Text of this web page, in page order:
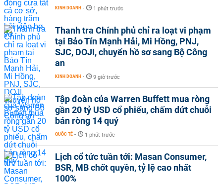
KINH DOANH - 1 phút trước
Thanh tra Chính phủ chỉ ra loạt vi phạm
tại Bảo Tín Mạnh Hải, Mi Hồng, PNJ,
SJC, DOJI, chuyển hồ sơ sang Bộ Công
an
KINH DOANH - 9 giờ trước
Tập đoàn của Warren Buffett mua ròng
gần 20 tỷ USD cổ phiếu, chấm dứt chuỗi
bán ròng 14 quý
QUỐC TẾ - 1 phút trước
Lịch cổ tức tuần tới: Masan Consumer,
BSR, MB chốt quyền, tỷ lệ cao nhất
100%